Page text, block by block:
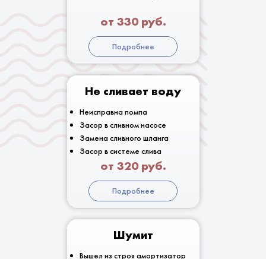
от 330 руб.
Подробнее
Подробнее
от 320 руб.
Неисправна помпа
Засор в сливном насосе
Замена сливного шланга
Засор в системе слива
Не сливает воду
Шумит
Вышел из строя амортизатор